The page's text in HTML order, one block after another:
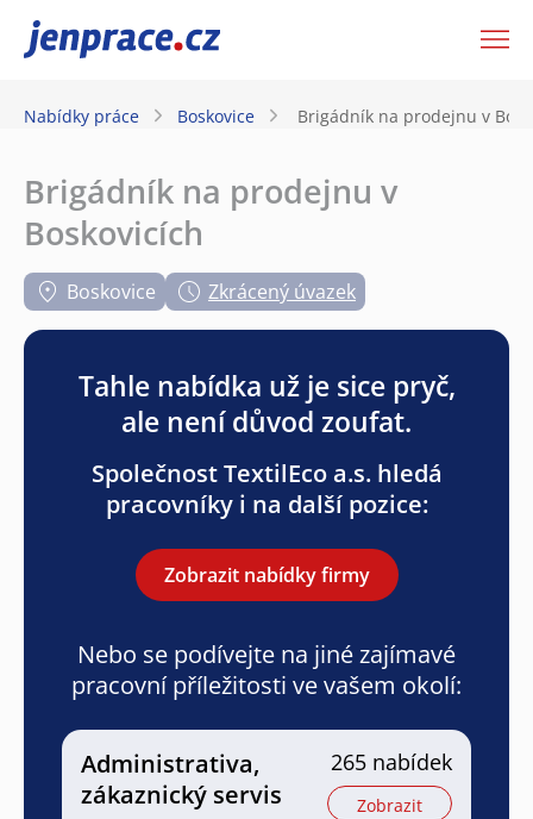
JenPráce.cz
Nabídky práce Boskovice Brigádník na prodejnu v
Brigádník na prodejnu v
Boskovicích
Boskovice Zkrácený úvazek
Tahle nabídka už je sice pryč,
ale není důvod zoufat.
Společnost TextilEco a.s. hledá
pracovníky i na další pozice:
Zobrazit nabídky firmy
Nebo se podívejte na jiné zajímavé
pracovní příležitosti ve vašem okolí:
Administrativa,
zákaznický servis
265 nabídek
Zobrazit